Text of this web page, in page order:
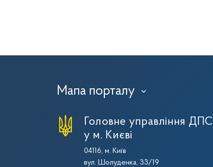
Мапа порталу ›
Головне управління ДПС
у м. Києві
04116, м. Київ
вул. Шолуденка, 33/19